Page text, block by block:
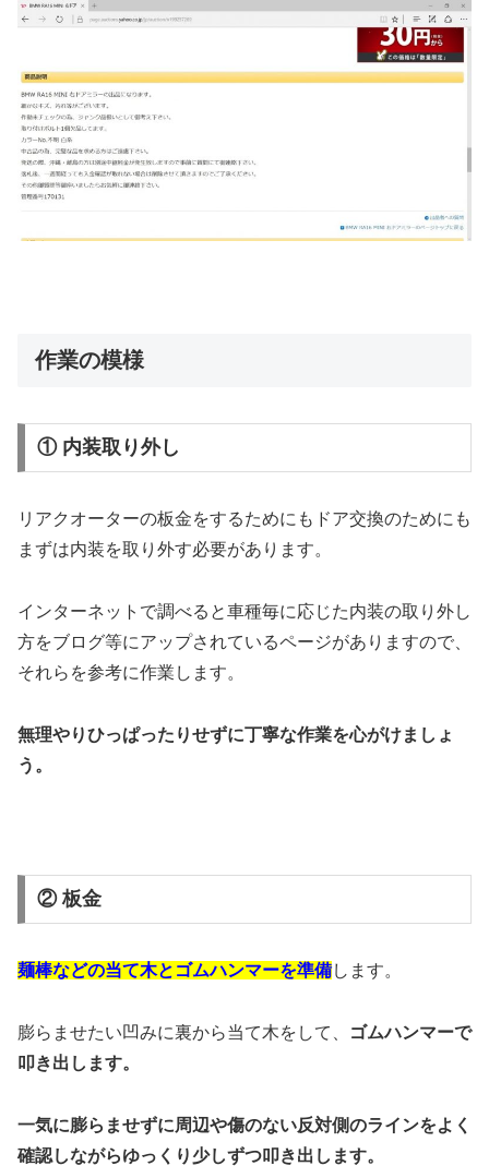
作業の模様
① 内装取り外し
リアクオーターの板金をするためにもドア交換のためにも
まずは内装を取り外す必要があります。
インターネットで調べると車種毎に応じた内装の取り外し
方をブログ等にアップされているページがありますので、
それらを参考に作業します。
無理やりひっぱったりせずに丁寧な作業を心がけましょ
う。
② 板金
麺棒などの当て木とゴムハンマーを準備します。
膨らませたい凹みに裏から当て木をして、
ゴムハンマーで
叩き出します。
一気に膨らませずに周辺や傷のない反対側のラインをよく
確認しながらゆっくり少しずつ叩き出します。